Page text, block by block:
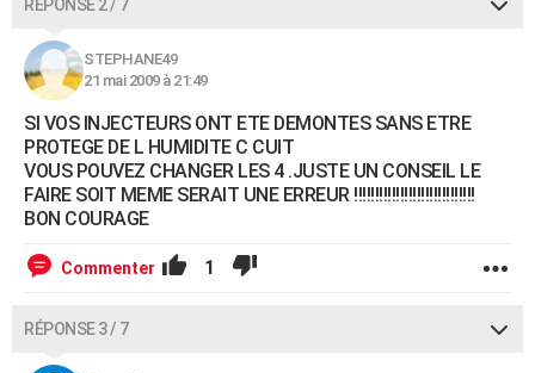
RÉPONSE 2 / 7
STEPHANE49
21 mai 2009 à 21:49
SI VOS INJECTEURS ONT ETE DEMONTES SANS ETRE
PROTEGE DE L HUMIDITE C CUIT
VOUS POUVEZ CHANGER LES 4 .JUSTE UN CONSEIL LE
FAIRE SOIT MEME SERAIT UNE ERREUR !!!!!!!!!!!!!!!!!!!!!!!!!!!!!
BON COURAGE
Commenter 1
RÉPONSE 3 / 7